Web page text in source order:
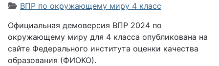
Информация о материале
ВПР по окружающему миру 4 класс
Официальная демоверсия ВПР 2024 по
окружающему миру для 4 класса опубликована на
сайте Федерального института оценки качества
образования (ФИОКО).